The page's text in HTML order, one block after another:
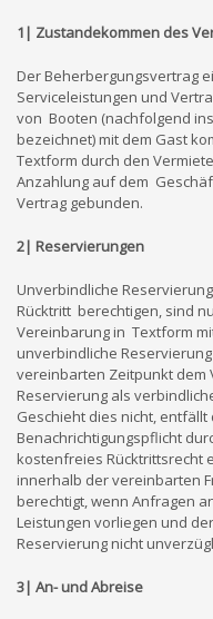
1| Zustandekommen des
Der Beherbergungsvertrag
Serviceleistungen und
von Booten (nachfolgend
bezeichnet) mit dem Gast
Textform durch den
Anzahlung auf dem
Vertrag gebunden.
2| Reservierungen
Unverbindliche
Rücktritt berechtigen, sind
Vereinbarung in Textform
unverbindliche
vereinbarten Zeitpunkt dem
Reservierung als
Geschieht dies nicht,
Benachrichtigungspflicht
kostenfreies Rücktrittsrecht
innerhalb der vereinbarten
berechtigt, wenn Anfragen
Leistungen vorliegen und
Reservierung nicht
3| An- und Abreise